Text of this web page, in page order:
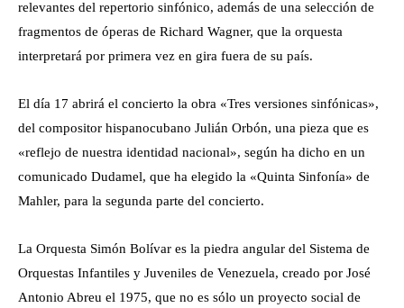
relevantes del repertorio sinfónico, además de una selección de
fragmentos de óperas de Richard Wagner, que la orquesta
interpretará por primera vez en gira fuera de su país.
El día 17 abrirá el concierto la obra «Tres versiones sinfónicas»,
del compositor hispanocubano Julián Orbón, una pieza que es
«reflejo de nuestra identidad nacional», según ha dicho en un
comunicado Dudamel, que ha elegido la «Quinta Sinfonía» de
Mahler, para la segunda parte del concierto.
La Orquesta Simón Bolívar es la piedra angular del Sistema de
Orquestas Infantiles y Juveniles de Venezuela, creado por José
Antonio Abreu el 1975, que no es sólo un proyecto social de